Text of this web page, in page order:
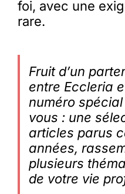
foi, avec une
rare.
Fruit d’un
entre Eccleria
numéro
vous : une
articles parus
années,
plusieurs
de votre vie